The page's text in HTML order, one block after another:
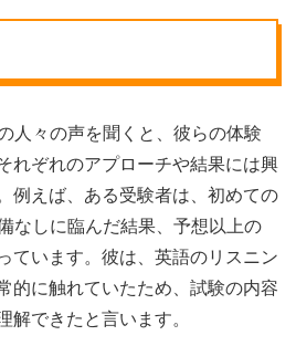
人々の声を聞くと、彼らの体験
れぞれのアプローチや結果には興
例えば、ある受験者は、初めての
なしに臨んだ結果、予想以上の
ています。彼は、英語のリスニン
的に触れていたため、試験の内容
解できたと言います。